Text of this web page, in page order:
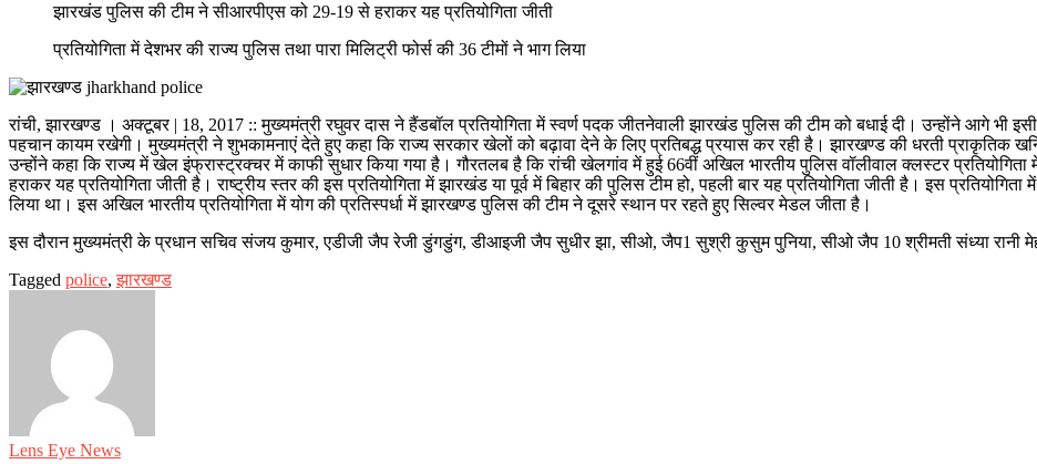
झारखंड पुलिस की टीम ने सीआरपीएस को 29-19 से हराकर यह प्रतियोगिता जीती
प्रतियोगिता में देशभर की राज्य पुलिस तथा पारा मिलिट्री फोर्स की 36 टीमों ने भाग लिया
रांची, झारखण्ड । अक्टूबर | 18, 2017 :: मुख्यमंत्री रघुवर दास ने हैंडबॉल प्रतियोगिता में स्वर्ण पदक जीतनेवाली झारखंड पुलिस की टीम को बधाई दी। उन्होंने आगे भी
पहचान कायम रखेगी। मुख्यमंत्री ने शुभकामनाएं देते हुए कहा कि राज्य सरकार खेलों को बढ़ावा देने के लिए प्रतिबद्ध प्रयास कर रही है। झारखण्ड की धरती प्राकृतिक
उन्होंने कहा कि राज्य में खेल इंफ्रास्ट्रक्चर में काफी सुधार किया गया है। गौरतलब है कि रांची खेलगांव में हुई 66वीं अखिल भारतीय पुलिस वॉलीवाल क्लस्टर
हराकर यह प्रतियोगिता जीती है। राष्ट्रीय स्तर की इस प्रतियोगिता में झारखंड या पूर्व में बिहार की पुलिस टीम हो, पहली बार यह प्रतियोगिता जीती है। इस
लिया था। इस अखिल भारतीय प्रतियोगिता में योग की प्रतिस्पर्धा में झारखण्ड पुलिस की टीम ने दूसरे स्थान पर रहते हुए सिल्वर मेडल जीता है।
इस दौरान मुख्यमंत्री के प्रधान सचिव संजय कुमार, एडीजी जैप रेजी डुंगडुंग, डीआइजी जैप सुधीर झा, सीओ, जैप1 सुश्री कुसुम पुनिया, सीओ जैप 10 श्रीमती संध्या रानी
Tagged police,झारखण्ड
Lens Eye News